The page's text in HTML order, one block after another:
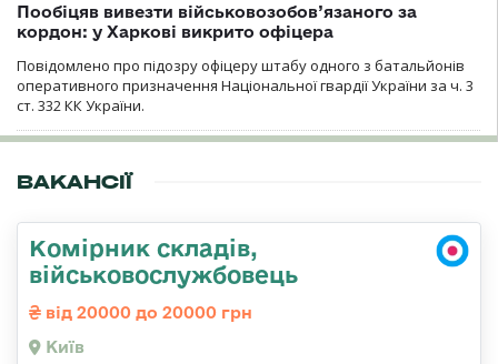
Пообіцяв вивезти військовозобов’язаного за
кордон: у Харкові викрито офіцера
Повідомлено про підозру офіцеру штабу одного з батальйонів
оперативного призначення Національної гвардії України за ч. 3
ст. 332 КК України.
ВАКАНСІЇ
Комірник складів,
військовослужбовець
від 20000 до 20000 грн
Київ